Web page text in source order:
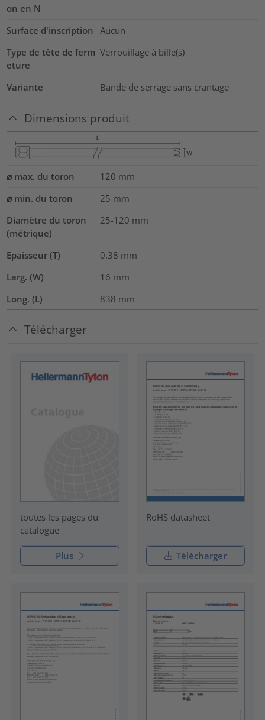
on en N
Surface d'inscription Aucun
Type de tête de ferm
eture
Verrouillage à bille(s)
Variante Bande de serrage sans crantage
Dimensions produit
⌀ max. du toron 120 mm
⌀ min. du toron
25 mm
Diamètre du toron
(métrique)
25-120 mm
Epaisseur (T) 0.38 mm
Larg. (W)
16 mm
Long. (L)
838 mm
Télécharger
toutes les pages du
catalogue
Plus
RoHS datasheet
Télécharger